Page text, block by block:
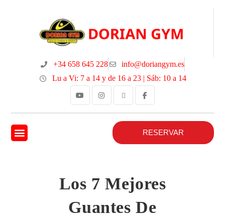
+34 658 645 228
info@doriangym.es
Lu a Vi: 7 a 14 y de 16 a 23 | Sáb: 10 a 14
RESERVAR
Los 7 Mejores
Guantes De